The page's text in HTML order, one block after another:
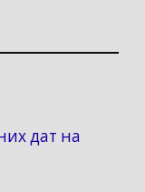
дат на